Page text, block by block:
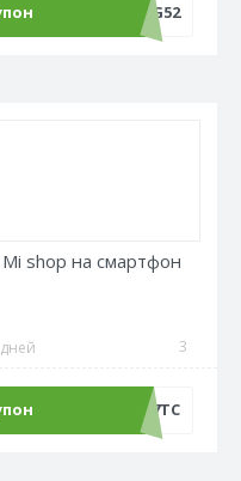
LANG52
shop на смартфон
3
AT17TC